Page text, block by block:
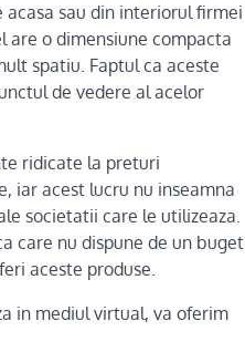
sau din interiorul firmei
are o dimensiune compacta
spatiu. Faptul ca aceste
de vedere al acelor
ridicate la preturi
iar acest lucru nu inseamna
societatii care le utilizeaza.
care nu dispune de un buget
aceste produse.
in mediul virtual, va oferim